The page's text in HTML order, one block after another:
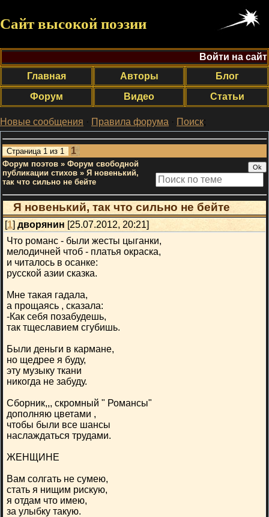
Сайт высокой поэзии
Войти на сайт
Главная
Авторы
Блог
Форум
Видео Статьи
Новые сообщения · Правила форума · Поиск;
Страница 1 из 1 1
Форум поэтов » Форум свободной
публикации стихов » Я новенький,
так что сильно не бейте
Я новенький, так что сильно не бейте
[1] дворянин [25.07.2012, 20:21]
Что романс - были жесты цыганки,
мелодичней чтоб - платья окраска,
и читалось в осанке:
русской азии сказка.
Мне такая гадала,
а прощаясь , сказала:
-Как себя позабудешь,
так тщеславием сгубишь.
Были деньги в кармане,
но щедрее я буду,
эту музыку ткани
никогда не забуду.
Сборник,,, скромный " Романсы"
дополняю цветами ,
чтобы были все шансы
наслаждаться трудами.
ЖЕНЩИНЕ
Вам солгать не сумею,
стать я нищим рискую,
я отдам что имею,
за улыбку такую.